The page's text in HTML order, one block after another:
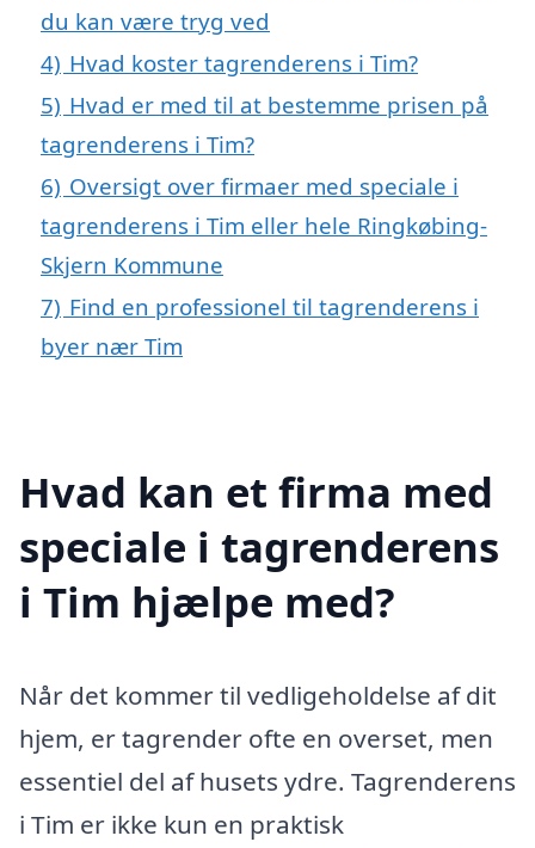
du kan være tryg ved
4) Hvad koster tagrenderens i Tim?
5) Hvad er med til at bestemme prisen på
tagrenderens i Tim?
6) Oversigt over firmaer med speciale i
tagrenderens i Tim eller hele Ringkøbing-
Skjern Kommune
7) Find en professionel til tagrenderens i
byer nær Tim
Hvad kan et firma med
speciale i tagrenderens
i Tim hjælpe med?
Når det kommer til vedligeholdelse af dit
hjem, er tagrender ofte en overset, men
essentiel del af husets ydre. Tagrenderens
i Tim er ikke kun en praktisk